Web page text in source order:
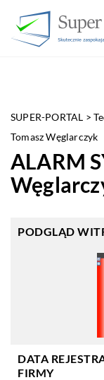
SUPER-PORTAL >
Tomasz Węglarczyk
ALARM
PODGLĄD
DATA
FIRMY